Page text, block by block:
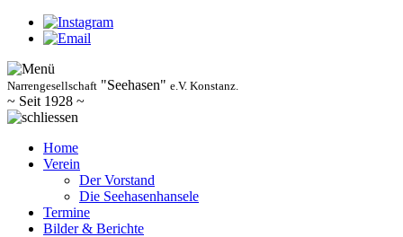
Narrengesellschaft "Seehasen" e.V. Konstanz.
~ Seit 1928 ~
Home
Verein
Der Vorstand
Die Seehasenhansele
Termine
Bilder & Berichte